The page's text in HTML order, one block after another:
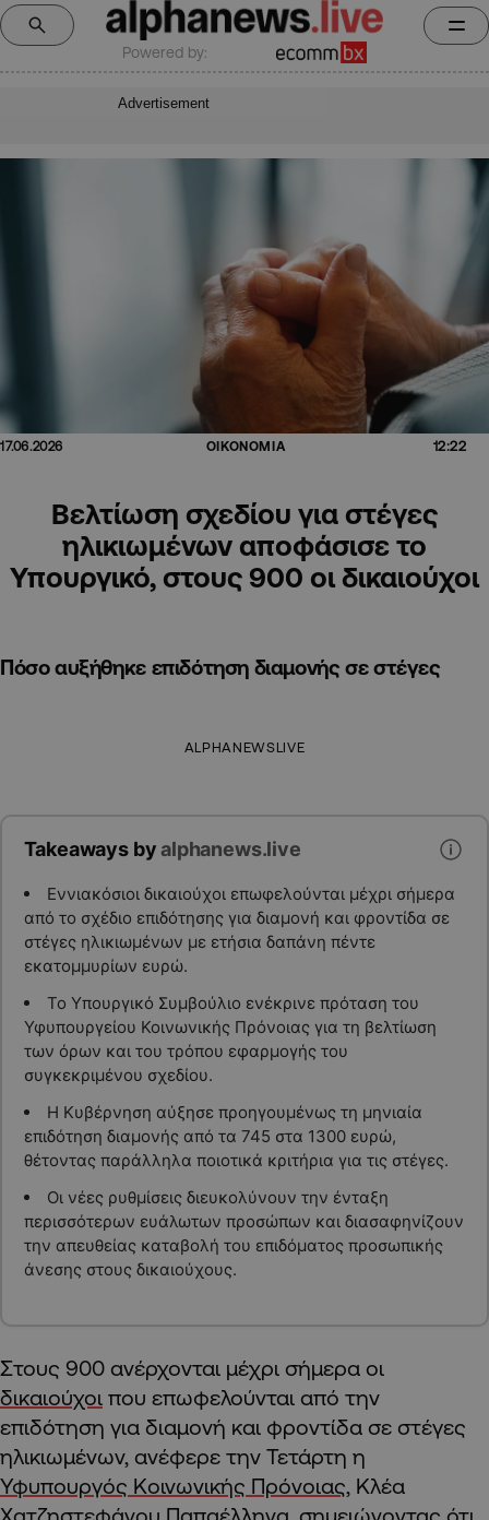
Powered by:
Advertisement
17.06.2026 ΟΙΚΟΝΟΜΙΑ 12:22
Βελτίωση σχεδίου για στέγες
ηλικιωμένων αποφάσισε το
Υπουργικό, στους 900 οι δικαιούχοι
Πόσο αυξήθηκε επιδότηση διαμονής σε στέγες
ALPHANEWSLIVE
Takeaways byalphanews.live
Εννιακόσιοι δικαιούχοι επωφελούνται μέχρι σήμερα
από το σχέδιο επιδότησης για διαμονή και φροντίδα σε
στέγες ηλικιωμένων με ετήσια δαπάνη πέντε
εκατομμυρίων ευρώ.
Το Υπουργικό Συμβούλιο ενέκρινε πρόταση του
Υφυπουργείου Κοινωνικής Πρόνοιας για τη βελτίωση
των όρων και του τρόπου εφαρμογής του
συγκεκριμένου σχεδίου.
Η Κυβέρνηση αύξησε προηγουμένως τη μηνιαία
επιδότηση διαμονής από τα 745 στα 1300 ευρώ,
θέτοντας παράλληλα ποιοτικά κριτήρια για τις στέγες.
Οι νέες ρυθμίσεις διευκολύνουν την ένταξη
περισσότερων ευάλωτων προσώπων και διασαφηνίζουν
την απευθείας καταβολή του επιδόματος προσωπικής
άνεσης στους δικαιούχους.
Στους 900 ανέρχονται μέχρι σήμερα οι
δικαιούχοι που επωφελούνται από την
επιδότηση για διαμονή και φροντίδα σε στέγες
ηλικιωμένων, ανέφερε την Τετάρτη η
Υφυπουργός Κοινωνικής Πρόνοιας, Κλέα